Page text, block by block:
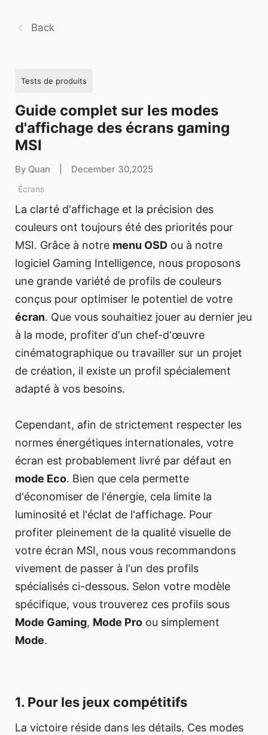
Back
Tests de produits
Guide complet sur les modes
d'affichage des écrans gaming
MSI
By Quan December 30,2025
Écrans
La clarté d'affichage et la précision des
couleurs ont toujours été des priorités pour
MSI. Grâce à notre menu OSD ou à notre
logiciel Gaming Intelligence, nous proposons
une grande variété de profils de couleurs
conçus pour optimiser le potentiel de votre
écran. Que vous souhaitiez jouer au dernier jeu
à la mode, profiter d'un chef-d'œuvre
cinématographique ou travailler sur un projet
de création, il existe un profil spécialement
adapté à vos besoins.
Cependant, afin de strictement respecter les
normes énergétiques internationales, votre
écran est probablement livré par défaut en
mode Eco. Bien que cela permette
d'économiser de l'énergie, cela limite la
luminosité et l'éclat de l'affichage. Pour
profiter pleinement de la qualité visuelle de
votre écran MSI, nous vous recommandons
vivement de passer à l'un des profils
spécialisés ci-dessous. Selon votre modèle
spécifique, vous trouverez ces profils sous
Mode Gaming, Mode Pro ou simplement
Mode.
1. Pour les jeux compétitifs
La victoire réside dans les détails. Ces modes